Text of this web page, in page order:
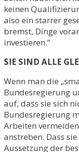
keinen
also ein starrer
bremst, Dinge
investieren.”
SIE SIND ALLE
Wenn man die
Bundesregierung
auf, dass sie sich
Bundesregierung
Arbeiten
anstreben. Dass
Aussetzung der